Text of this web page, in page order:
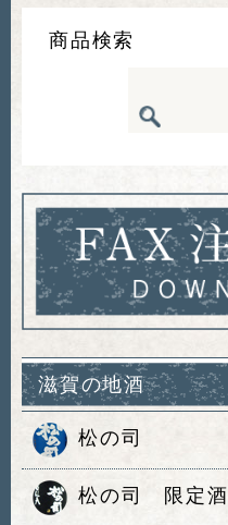
商品検索
滋賀の地酒
松の司
松の司 限定酒